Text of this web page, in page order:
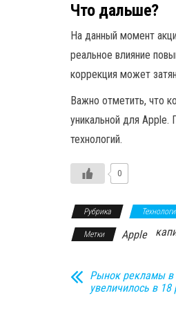
Что дальше?
На данный момент
реальное влияние
коррекция может
Важно отметить, что
уникальной для
технологий.
0
Рубрика
Метки Apple
Рынок рекламы в
увеличилось в 18